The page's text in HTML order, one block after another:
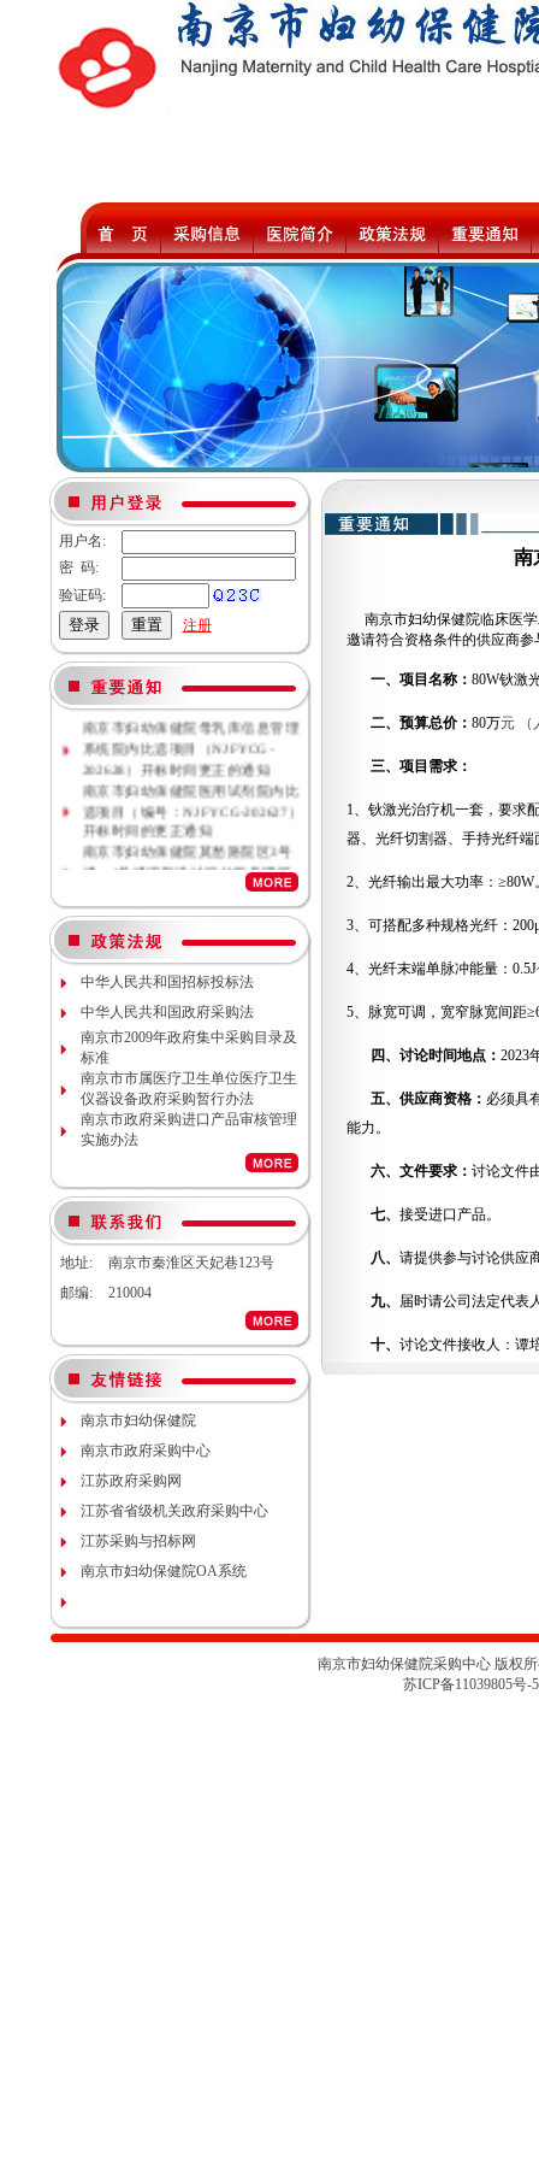
用户名:
密 码:
验证码:
注册
南京市妇幼保健院母乳库信息管理
系统院内比选项目（NJFYCG-
202628）开标时间更正的通知
南京市妇幼保健院医用试剂院内比
选项目（编号：NJFYCG-202627）
开标时间的更正通知
南京市妇幼保健院莫愁路院区3号
楼、4号楼消防设计评估服务调研
南京市妇幼保健院莫愁路院区3号
楼、4号楼消防安全评估服务调研
公告
南京市妇幼保健院丁家庄院区病理
科密集架项目现场勘察调研邀请
南京市妇幼保健院院内专项资金结
余情况专项审计服务调研公告
南京市妇幼保健院数字化血管造影
机维保项目（项目编号NJFYCG-
2026S10）更正公告
南京市妇幼保健院院内工程结算审
计服务调研公告
南京市妇幼保健院生命体征检测仪
项目（项目编号NJFYCG-
2026S08）更正公告
南京市妇幼保健院实验动物单元环
境维持与清洁消毒系统（小鼠笼
具）项目院内咨询讨论会
南京市妇幼保健院医用耗材
（NJFYCG-202611）院内比选项目
南京市妇幼保健院建院90周年宣传
片视频拍摄项目调研公告
南京市妇幼保健院双源CT、3.0T核
磁等设备维保服务院内咨询讨论会
南京市妇幼保健院护理部模型项目
南京市妇幼保健院减压沸腾式清洗
机项目（编号：NJFYCG-
南京市妇幼保健院“金陵托育”微信
运营服务项目调研公告
三方检测（NJFYCG-202543）院内
（心肺运动测试系统）院内咨询讨
中华人民共和国招标投标法
中华人民共和国政府采购法
南京市2009年政府集中采购目录及
标准
南京市市属医疗卫生单位医疗卫生
仪器设备政府采购暂行办法
南京市政府采购进口产品审核管理
实施办法
地址:
南京市秦淮区天妃巷123号
邮编:
210004
南京市妇幼保健院
南京市政府采购中心
江苏政府采购网
江苏省省级机关政府采购中心
江苏采购与招标网
南京市妇幼保健院OA系统
南
南京市妇幼保健院临床医
邀请符合资格条件的供应商参
一、项目名称： 80W钬激
二、预算总价： 80万元 （
三、项目需求：
1、 钬激光治疗机一套，要求
器、光纤切割器、手持光纤
2、 光纤输出最大功率： ≥80W
3、 可搭配多种规格光纤：
4、 光纤末端单脉冲能量：
5、 脉宽可调，宽窄脉宽间距≥
四、讨论时间地点： 2023
五、供应商资格： 必须具
能力。
六、文件要求： 讨论文件
七、 接受进口产品。
八、 请提供参与讨论供应
九、 届时请公司法定代表
十、 讨论文件接收人：谭
南京市妇幼保健院采购中心 版权
苏ICP备11039805号-5